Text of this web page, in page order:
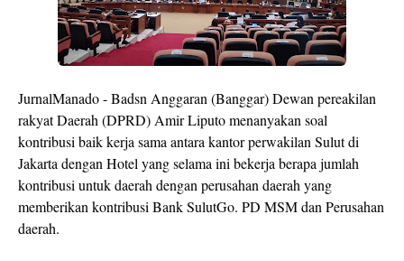
JurnalManado - Badsn Anggaran (Banggar) Dewan pereakilan
rakyat Daerah (DPRD) Amir Liputo menanyakan soal
kontribusi baik kerja sama antara kantor perwakilan Sulut di
Jakarta dengan Hotel yang selama ini bekerja berapa jumlah
kontribusi untuk daerah dengan perusahan daerah yang
memberikan kontribusi Bank SulutGo. PD MSM dan Perusahan
daerah.